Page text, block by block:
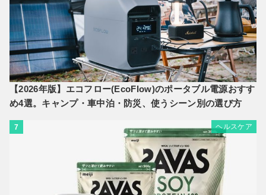
【2026年版】エコフロー(EcoFlow)のポータブル電源おすす
め4選。キャンプ・車中泊・防災、使うシーン別の選び方
7 ヘルスケア